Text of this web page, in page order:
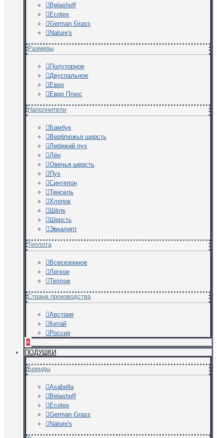
Belashoff
Ecotex
German Grass
Nature's
Размеры
Полуторное
Двуспальное
Евро
Евро Плюс
Наполнители
Бамбук
Верблюжья шерсть
Лебяжий пух
Лён
Овечья шерсть
Пух
Синтепон
Тенсель
Хлопок
Шёлк
Шерсть
Эвкалипт
Теплота
Всесезонное
Легкое
Теплое
Страна производства
Австрия
Китай
Россия
+
ПОДУШКИ
Бренды
Asabella
Belashoff
Ecotex
German Grass
Nature's